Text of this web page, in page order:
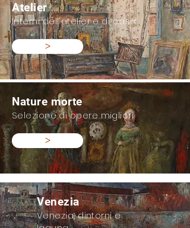
Atelier
Interni dell'atelier e di casa
>
Nature morte
Selezione di opere migliori
>
Venezia
Venezia, dintorni e